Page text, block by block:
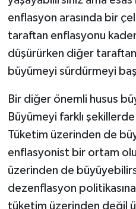
enflasyon arasında bir
taraftan enflasyonu
düşürürken diğer
büyümeyi sürdürmeyi
Bir diğer önemli husus
Büyümeyi farklı
Tüketim üzerinden de
enflasyonist bir ortam
üzerinden de
dezenflasyon
tüketim üzerinden değil